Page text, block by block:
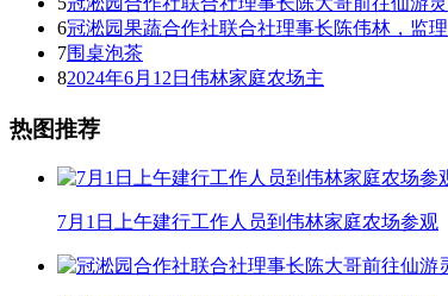
6冠淞园果蔬合作社联合社理事长陈伟林，监理
7围桌泡茶
82024年6月12日伟林家庭农场主
热图推荐
7月1日上午建行工作人员到伟林家庭农场参观